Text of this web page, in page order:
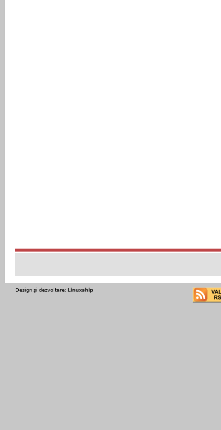
Design şi dezvoltare: Linuxship